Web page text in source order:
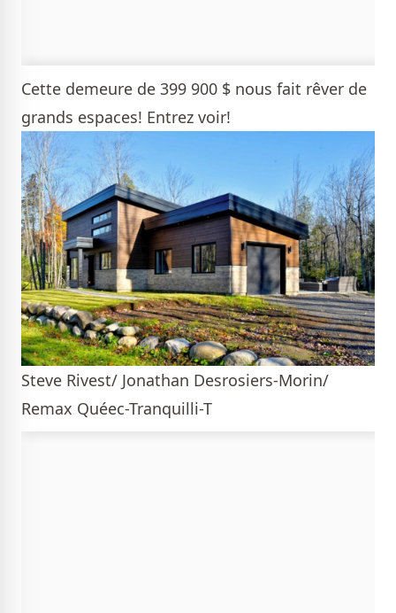
Cette demeure de 399 900 $ nous fait rêver de
grands espaces! Entrez voir!
Steve Rivest/ Jonathan Desrosiers-Morin/
Remax Quéec-Tranquilli-T